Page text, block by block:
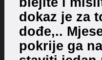
dokaz je za
dođe,..
pokrije ga